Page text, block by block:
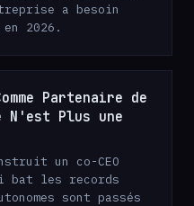
a besoin
2026.
Partenaire de
Plus une
un co-CEO
bat les records
sont passés